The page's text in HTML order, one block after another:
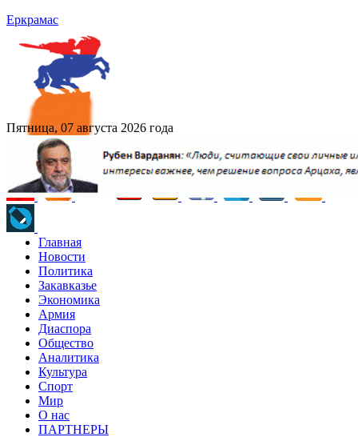
Еркрамас
Пятница, 07 августа 2026 года
Главная
Новости
Политика
Закавказье
Экономика
Армия
Диаспора
Общество
Аналитика
Культура
Спорт
Мир
О нас
ПАРТНЕРЫ